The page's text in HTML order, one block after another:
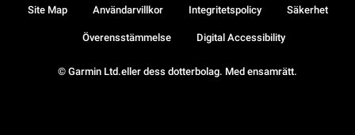
© Garmin Ltd.eller dess dotterbolag. Med ensamrätt.
Site Map Användarvillkor Integritetspolicy Säkerhet
Överensstämmelse Digital Accessibility